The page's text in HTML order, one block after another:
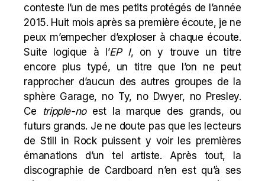
conteste l’un de mes petits protégés de l’année
2015. Huit mois après sa première écoute, je ne
peux m’empecher d’exploser à chaque écoute.
Suite logique à l’EP I, on y trouve un titre
encore plus typé, un titre que l’on ne peut
rapprocher d’aucun des autres groupes de la
sphère Garage, no Ty, no Dwyer, no Presley.
Ce tripple-noest la marque des grands, ou
futurs grands. Je ne doute pas que les lecteurs
de Still in Rock puissent y voir les premières
émanations d’un tel artiste. Après tout, la
discographie de Cardboard n’en est qu’à ses